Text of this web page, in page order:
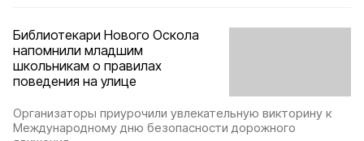
Библиотекари Нового Оскола
напомнили младшим
школьникам о правилах
поведения на улице
Организаторы приурочили увлекательную викторину к
Международному дню безопасности дорожного